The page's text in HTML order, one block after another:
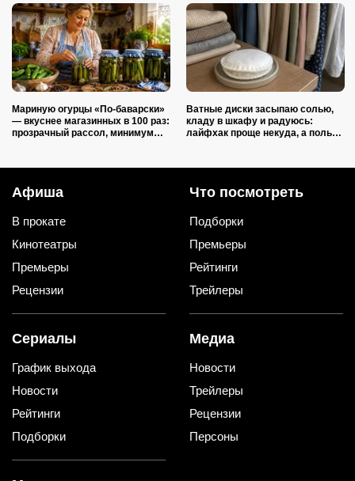
Мариную огурцы «По-баварски»
— вкуснее магазинных в 100 раз:
прозрачный рассол, минимум
Ватные диски засыпаю солью,
кладу в шкафу и радуюсь:
лайфхак проще некуда, а пользы
Афиша
В прокате
Кинотеатры
Премьеры
Рецензии
Что посмотреть
Подборки
Премьеры
Рейтинги
Трейлеры
Сериалы
График выхода
Новости
Рейтинги
Подборки
Медиа
Новости
Трейлеры
Рецензии
Персоны